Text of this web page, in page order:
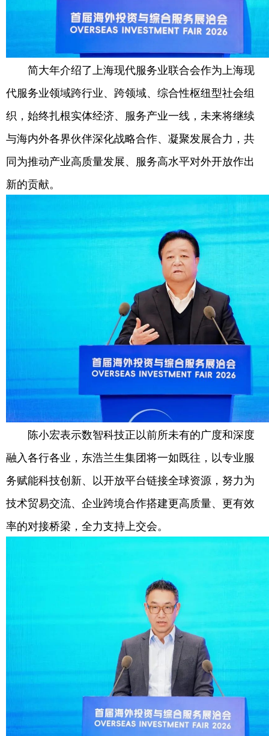
简大年介绍了上海现代服务业联合会作为上海现
代服务业领域跨行业、跨领域、综合性枢纽型社会组
织，始终扎根实体经济、服务产业一线，未来将继续
与海内外各界伙伴深化战略合作、凝聚发展合力，共
同为推动产业高质量发展、服务高水平对外开放作出
新的贡献。
陈小宏表示数智科技正以前所未有的广度和深度
融入各行各业，东浩兰生集团将一如既往，以专业服
务赋能科技创新、以开放平台链接全球资源，努力为
技术贸易交流、企业跨境合作搭建更高质量、更有效
率的对接桥梁，全力支持上交会。